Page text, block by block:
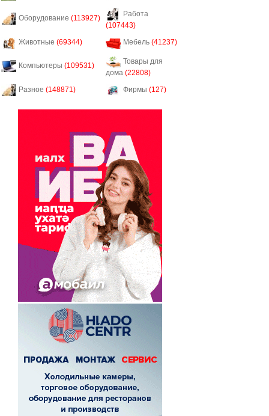
Оборудование (113927)
Работа
(107443)
Животные (69344) Мебель (41237)
Компьютеры (109531)
Товары для
дома (22808)
Разное (148871) Фирмы (127)